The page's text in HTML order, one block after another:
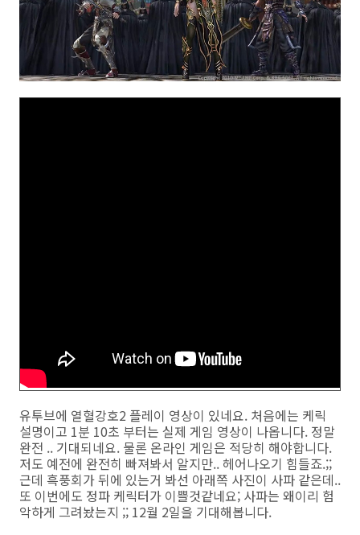
유투브에 열혈강호2 플레이 영상이 있네요. 처음에는 케릭
설명이고 1분 10초 부터는 실제 게임 영상이 나옵니다. 정말
완전 .. 기대되네요. 물론 온라인 게임은 적당히 해야합니다.
저도 예전에 완전히 빠져봐서 알지만.. 헤어나오기 힘들죠.;;
근데 흑풍회가 뒤에 있는거 봐선 아래쪽 사진이 사파 같은데..
또 이번에도 정파 케릭터가 이쁠것같네요; 사파는 왜이리 험
악하게 그려놨는지 ;; 12월 2일을 기대해봅니다.